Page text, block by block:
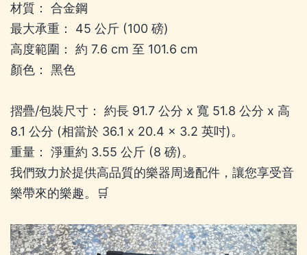
材質： 合金鋼
最大承重： 45 公斤 (100 磅)
高度範圍： 約 7.6 cm 至 101.6 cm
顏色： 黑色
摺疊/包裝尺寸： 約長 91.7 公分 x 寬 51.8 公分 x 高
8.1 公分 (相當於 36.1 x 20.4 x 3.2 英吋)。
重量： 淨重約 3.55 公斤 (8 磅)。
我們致力於提供高品質的樂器周邊配件，讓您享受音
樂帶來的樂趣。🛒